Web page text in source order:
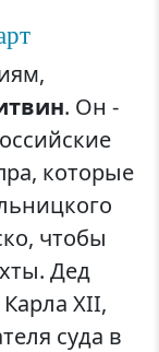
. Он -
которые
чтобы
Дед
XII,
суда в